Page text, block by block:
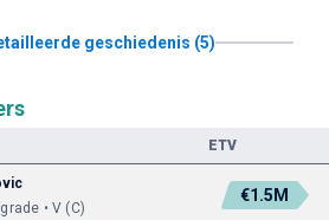
geschiedenis (5)
ETV
• V (C)
€1.5M